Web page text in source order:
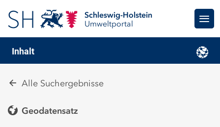
Schleswig-Holstein
Umweltportal
Alle Suchergebnisse
Geodatensatz
Inhalt